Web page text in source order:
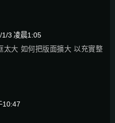
1/3 凌晨1:05
太大 如何把版面擴大 以充實整
10:47